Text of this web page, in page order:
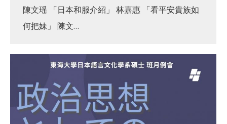
陳文瑶 「日本和服介紹」 林嘉惠 「看平安貴族如
何把妹」 陳文…